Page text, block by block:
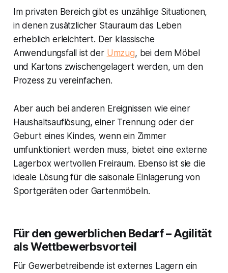
Im privaten Bereich gibt es unzählige Situationen,
in denen zusätzlicher Stauraum das Leben
erheblich erleichtert. Der klassische
Anwendungsfall ist der Umzug, bei dem Möbel
und Kartons zwischengelagert werden, um den
Prozess zu vereinfachen.
Aber auch bei anderen Ereignissen wie einer
Haushaltsauflösung, einer Trennung oder der
Geburt eines Kindes, wenn ein Zimmer
umfunktioniert werden muss, bietet eine externe
Lagerbox wertvollen Freiraum. Ebenso ist sie die
ideale Lösung für die saisonale Einlagerung von
Sportgeräten oder Gartenmöbeln.
Für den gewerblichen Bedarf – Agilität
als Wettbewerbsvorteil
Für Gewerbetreibende ist externes Lagern ein